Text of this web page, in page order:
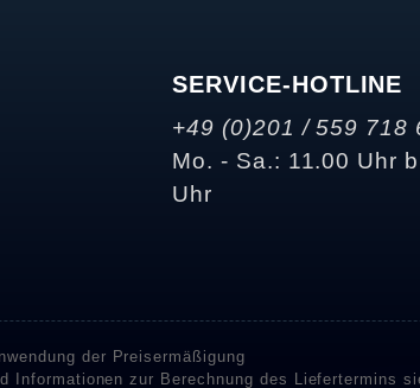
SERVICE-HOTLINE
+49 (0)201 / 559 718
Mo. - Sa.: 11.00 Uhr
Uhr
der Preisermäßigung
Informationen zur Berechnung des Liefertermins